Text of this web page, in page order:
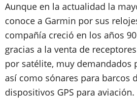
Aunque en la actualidad la
conoce a Garmin por sus
compañía creció en los años
gracias a la venta de
por satélite, muy demandados
así como sónares para barcos
dispositivos GPS para aviación.